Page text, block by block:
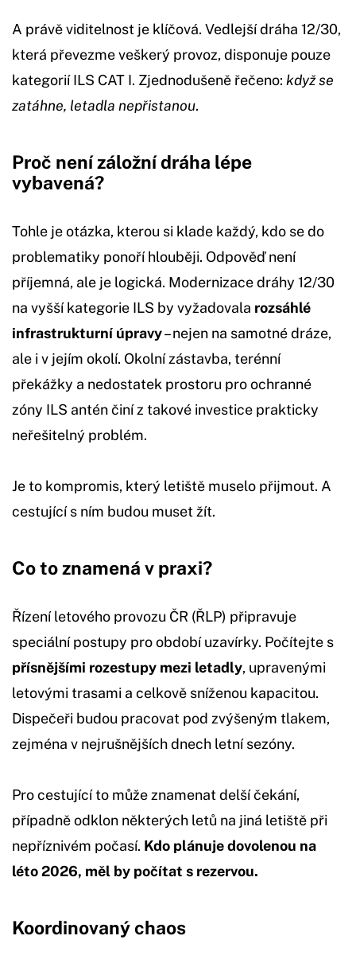
A právě viditelnost je klíčová. Vedlejší dráha 12/30,
která převezme veškerý provoz, disponuje pouze
kategorií ILS CAT I. Zjednodušeně řečeno: když se
zatáhne, letadla nepřistanou.
Proč není záložní dráha lépe
vybavená?
Tohle je otázka, kterou si klade každý, kdo se do
problematiky ponoří hlouběji. Odpověď není
příjemná, ale je logická. Modernizace dráhy 12/30
na vyšší kategorie ILS by vyžadovala rozsáhlé
infrastrukturní úpravy– nejen na samotné dráze,
ale i v jejím okolí. Okolní zástavba, terénní
překážky a nedostatek prostoru pro ochranné
zóny ILS antén činí z takové investice prakticky
neřešitelný problém.
Je to kompromis, který letiště muselo přijmout. A
cestující s ním budou muset žít.
Co to znamená v praxi?
Řízení letového provozu ČR (ŘLP) připravuje
speciální postupy pro období uzavírky. Počítejte s
přísnějšími rozestupy mezi letadly, upravenými
letovými trasami a celkově sníženou kapacitou.
Dispečeři budou pracovat pod zvýšeným tlakem,
zejména v nejrušnějších dnech letní sezóny.
Pro cestující to může znamenat delší čekání,
případně odklon některých letů na jiná letiště při
nepříznivém počasí. Kdo plánuje dovolenou na
léto 2026, měl by počítat s rezervou.
Koordinovaný chaos